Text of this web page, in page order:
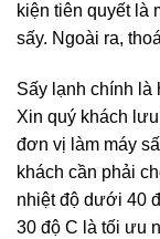
kiện tiên quyết là
sấy. Ngoài ra,
Sấy lạnh chính là
Xin quý khách
đơn vị làm máy
khách cần phải
nhiệt độ dưới 40
30 độ C là tối ưu